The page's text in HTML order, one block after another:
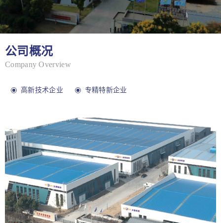
公司概况
Company Overview
高新技术企业 专精特新企业